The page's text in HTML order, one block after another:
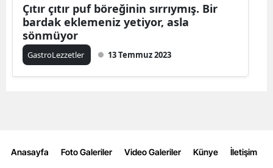
Çıtır çıtır puf böreğinin sırrıymış. Bir
bardak eklemeniz yetiyor, asla
sönmüyor
GastroLezzetler 13 Temmuz 2023
Anasayfa Foto Galeriler Video Galeriler Künye İletişim